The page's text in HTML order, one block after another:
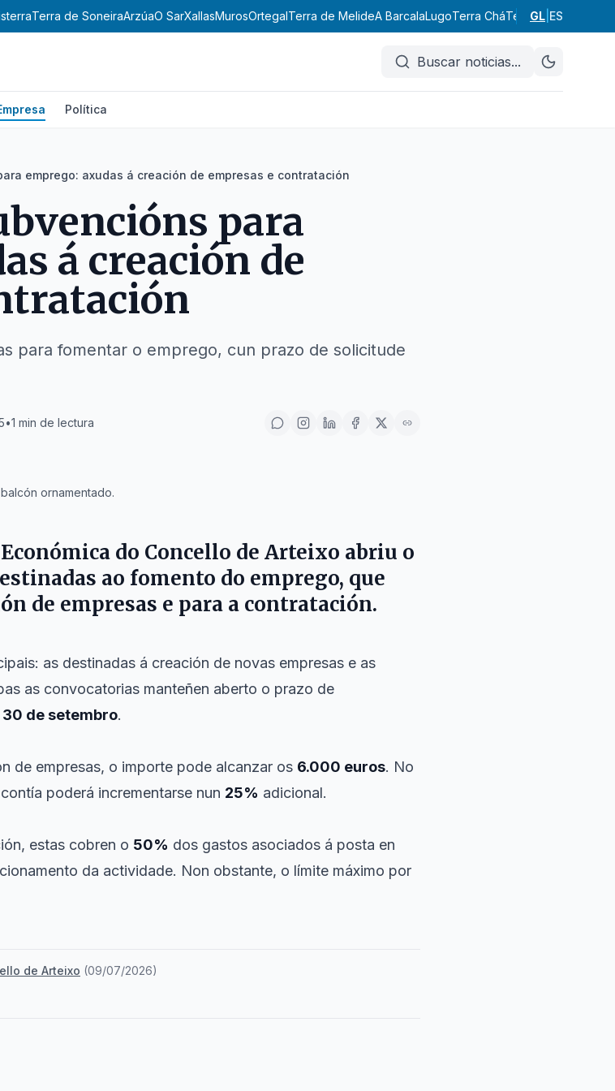
Terra de SoneiraArzúaO SarXallasMurosOrtegalTerra de MelideA BarcalaLugoTerra CháTerra de Lemos
GL ES
Buscar noticias...
Política
emprego: axudas á creación de empresas e contratación
para
á creación de
para fomentar o emprego, cun prazo de solicitude
•1 min de lectura
ornamentado.
do Concello de Arteixo abriu o
ao fomento do emprego, que
de empresas e para a contratación.
as destinadas á creación de novas empresas e as
as convocatorias manteñen aberto o prazo de
30 de setembro.
de empresas, o importe pode alcanzar os 6.000 euros. No
poderá incrementarse nun 25% adicional.
estas cobren o 50% dos gastos asociados á posta en
da actividade. Non obstante, o límite máximo por
de Arteixo (09/07/2026)